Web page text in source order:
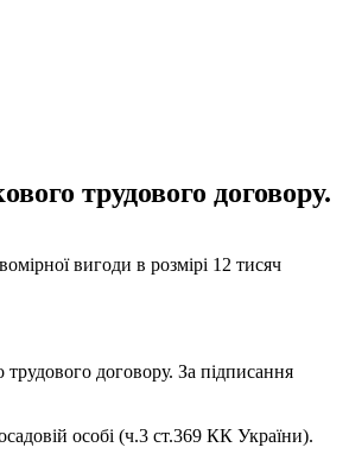
трудового договору.
вигоди в розмірі 12 тисяч
договору. За підписання
особі (ч.3 ст.369 КК України).